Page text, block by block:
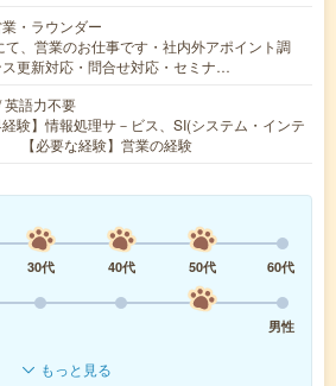
・ラウンダー
て、営業のお仕事です・社内外アポイント調
更新対応・問合せ対応・セミナ…
英語力不要
経験】情報処理サ－ビス、SI(システム・インテ
【必要な経験】営業の経験
30代 40代 50代
60代
男性
もっと見る